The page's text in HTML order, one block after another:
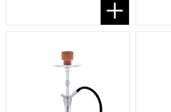
Lägg till i